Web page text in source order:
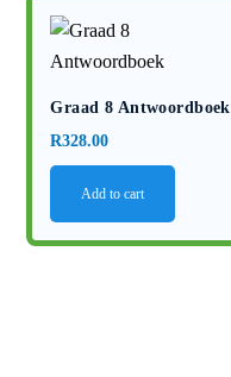
Graad 8 Antwoordboek
R328.00
Add to cart